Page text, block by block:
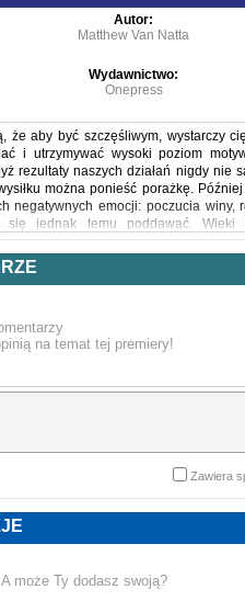
Autor:
Matthew Van Natta
Wydawnictwo:
Onepress
że aby być szczęśliwym, wystarczy
i utrzymywać wysoki poziom
rezultaty naszych działań nigdy nie
można ponieść porażkę.
negatywnych emocji: poczucia winy,
się jednak temu poddawać. Wieki
inne podejście do życia, dzięki
siebie. Najlepszą i najszczęśliwszą.
ścieżką do poczucia trwałego
i ćwiczenia duchowe, prowadzące do
się naturalne - i niezwykle
emocji i wykorzenianie negatywnych
płynie ze stoickiego spokoju!
od wydawcy.
na temat tej premiery!
Zawiera
może Ty dodasz swoją?